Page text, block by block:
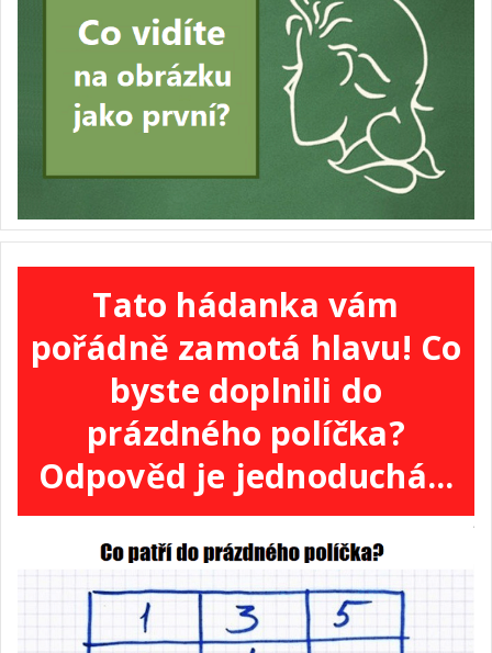
Tato hádanka vám
pořádně zamotá hlavu! Co
byste doplnili do
prázdného políčka?
Odpověd je jednoduchá...